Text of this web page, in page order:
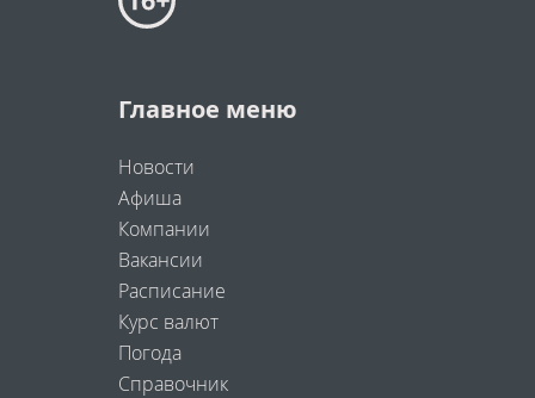
Главное меню
Новости
Афиша
Компании
Вакансии
Расписание
Курс валют
Погода
Справочник